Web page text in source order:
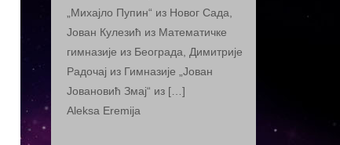
„Михајло Пупин“ из Новог Сада,
Јован Кулезић из Математичке
гимназије из Београда, Димитрије
Радочај из Гимназије „Јован
Јовановић Змај“ из […]
Aleksa Eremija